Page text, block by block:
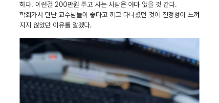
하다. 이런걸 200만원 주고 사는 사람은 아마 없을 것 같다.
학회가서 만난 교수님들이 좋다고 끼고 다니셨던 것이 진정성이 느껴
지지 않았던 이유를 알겠다.